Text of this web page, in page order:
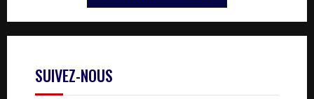
SUIVEZ-NOUS